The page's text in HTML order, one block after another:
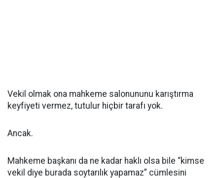
Vekil olmak ona mahkeme salonununu karıştırma
keyfiyeti vermez, tutulur hiçbir tarafı yok.
Ancak.
Mahkeme başkanı da ne kadar haklı olsa bile “kimse
vekil diye burada soytarılık yapamaz” cümlesini